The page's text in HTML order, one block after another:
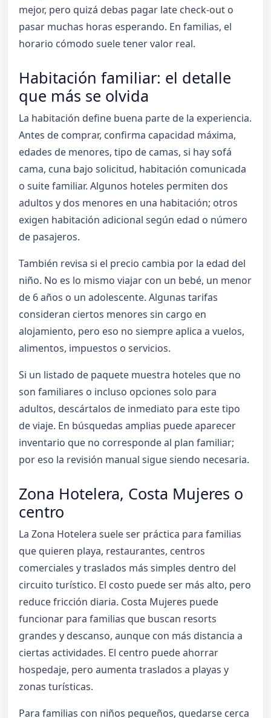
mejor, pero quizá debas pagar late check-out o
pasar muchas horas esperando. En familias, el
horario cómodo suele tener valor real.
Habitación familiar: el detalle
que más se olvida
La habitación define buena parte de la experiencia.
Antes de comprar, confirma capacidad máxima,
edades de menores, tipo de camas, si hay sofá
cama, cuna bajo solicitud, habitación comunicada
o suite familiar. Algunos hoteles permiten dos
adultos y dos menores en una habitación; otros
exigen habitación adicional según edad o número
de pasajeros.
También revisa si el precio cambia por la edad del
niño. No es lo mismo viajar con un bebé, un menor
de 6 años o un adolescente. Algunas tarifas
consideran ciertos menores sin cargo en
alojamiento, pero eso no siempre aplica a vuelos,
alimentos, impuestos o servicios.
Si un listado de paquete muestra hoteles que no
son familiares o incluso opciones solo para
adultos, descártalos de inmediato para este tipo
de viaje. En búsquedas amplias puede aparecer
inventario que no corresponde al plan familiar;
por eso la revisión manual sigue siendo necesaria.
Zona Hotelera, Costa Mujeres o
centro
La Zona Hotelera suele ser práctica para familias
que quieren playa, restaurantes, centros
comerciales y traslados más simples dentro del
circuito turístico. El costo puede ser más alto, pero
reduce fricción diaria. Costa Mujeres puede
funcionar para familias que buscan resorts
grandes y descanso, aunque con más distancia a
ciertas actividades. El centro puede ahorrar
hospedaje, pero aumenta traslados a playas y
zonas turísticas.
Para familias con niños pequeños, quedarse cerca